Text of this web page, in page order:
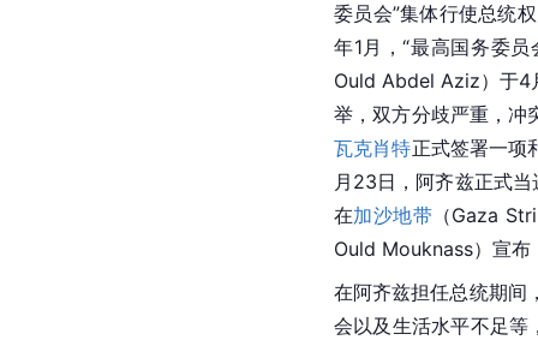
委员会”集体行使总统
年1月，“最高国务委
Ould Abdel Aziz）于4
举，双方分歧严重，冲
瓦克肖特正式签署一项
月23日， 阿齐兹正式当
在加沙地带（Gaza
Ould Mouknass）宣布
在阿齐兹担任总统期间
会以及生活水平不足等